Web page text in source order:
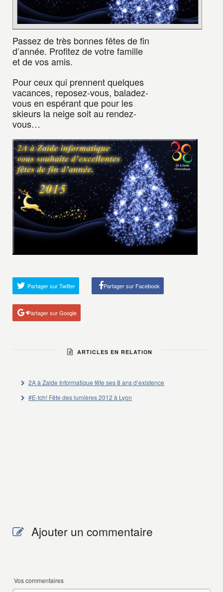
Passez de très bonnes fêtes de fin
d’année. Profitez de votre famille
et de vos amis.
Pour ceux qui prennent quelques
vacances, reposez-vous, baladez-
vous en espérant que pour les
skieurs la neige soit au rendez-
vous…
Partager sur Twitter Partager sur Facebook
Partager sur Google
ARTICLES EN RELATION
2A à Zaide Informatique fête ses 8 ans d’existence
#E-tch! Fête des lumières 2012 à Lyon
Ajouter un commentaire
Vos commentaires